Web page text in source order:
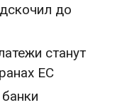
до
станут
ЕС